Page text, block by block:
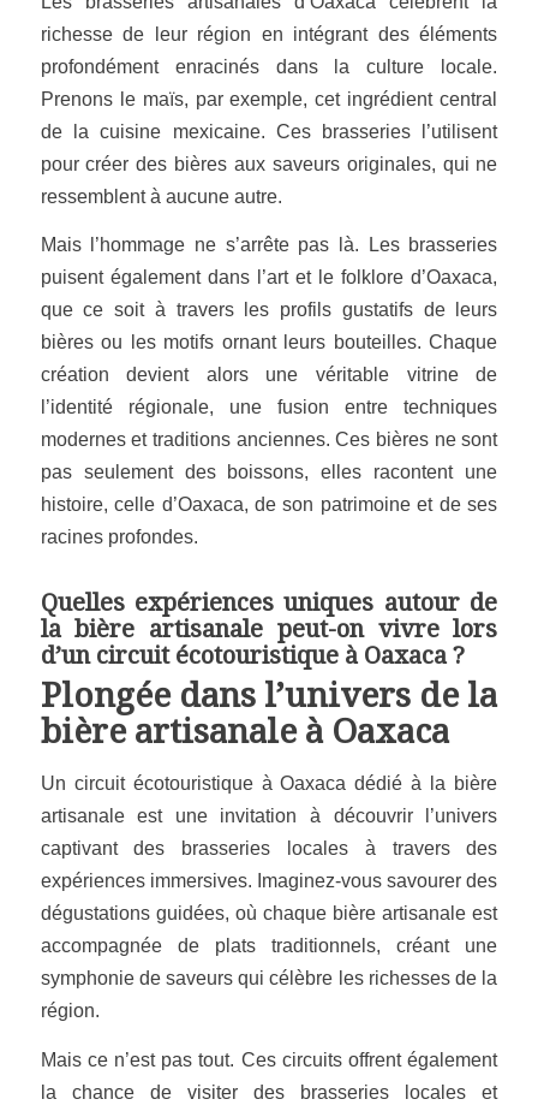
richesse de leur région en intégrant des éléments
profondément enracinés dans la culture locale.
Prenons le maïs, par exemple, cet ingrédient central
de lacuisine mexicaine. Ces brasseries l’utilisent
pour créer des bières aux saveurs originales, qui ne
ressemblent à aucune autre.
Mais l’hommage ne s’arrête pas là. Les brasseries
puisent également dans l’art et le folklore d’Oaxaca,
que ce soit à travers les profils gustatifs de leurs
bières ou les motifs ornant leurs bouteilles. Chaque
création devient alors une véritable vitrine de
l’identité régionale, une fusion entre techniques
modernes et traditions anciennes. Ces bières ne sont
pas seulement des boissons, elles racontent une
histoire, celle d’Oaxaca, de son patrimoine et de ses
racines profondes.
Quelles expériences uniques autour de
la bière artisanale peut-on vivre lors
d’un circuit écotouristique à Oaxaca ?
Plongée dans l’univers de la
bière artisanale à Oaxaca
Un circuit écotouristique à Oaxaca dédié à la bière
artisanale est une invitation à découvrir l’univers
captivant des brasseries locales à travers des
expériences immersives. Imaginez-vous savourer des
dégustations guidées, où chaque bière artisanale est
accompagnée de plats traditionnels, créant une
symphonie de saveurs qui célèbre les richesses de la
région.
Mais ce n’est pas tout. Ces circuits offrent également
la chance de visiter des brasseries locales et